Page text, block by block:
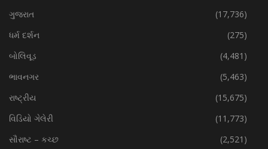
ગુજરાત
(17,736)
ધર્મ દર્શન
(275)
બોલિવૂડ
(4,481)
ભાવનગર
(5,463)
રાષ્ટ્રીય
(15,675)
વિડિયો ગેલેરી
(11,773)
સૌરાષ્ટ – કચ્છ
(2,521)